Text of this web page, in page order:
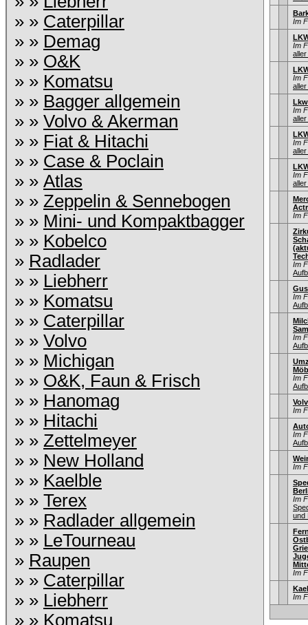
» » Caterpillar
» » Demag
» » O&K
» » Komatsu
» » Bagger allgemein
» » Volvo & Akerman
» » Fiat & Hitachi
» » Case & Poclain
» » Atlas
» » Zeppelin & Sennebogen
» » Mini- und Kompaktbagger
» » Kobelco
» Radlader
» » Liebherr
» » Komatsu
» » Caterpillar
» » Volvo
» » Michigan
» » O&K, Faun & Frisch
» » Hanomag
» » Hitachi
» » Zettelmeyer
» » New Holland
» » Kaelble
» » Terex
» » Radlader allgemein
» » LeTourneau
» Raupen
» » Caterpillar
» » Liebherr
» » Komatsu
Im
Im
aller
Im
aller
Im
aller
Im
aller
Im
aller
Im
Im
Im
Im
Im
Im
Im
Im
Im
und
Im
Im